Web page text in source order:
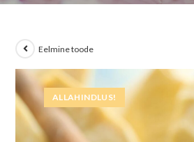
ALLAHINDLUS!
Eelmine toode